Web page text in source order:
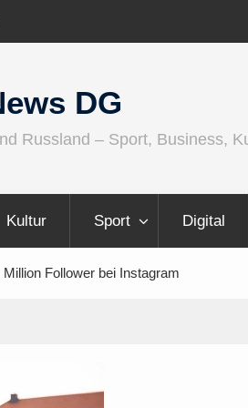
DG
Russland – Sport, Business,
Kultur Sport Digital
Follower bei Instagram